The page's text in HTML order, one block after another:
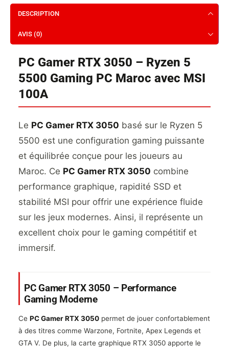
DESCRIPTION
AVIS (0)
PC Gamer RTX 3050 – Ryzen 5
5500 Gaming PC Maroc avec MSI
100A
Le PC Gamer RTX 3050 basé sur le Ryzen 5
5500 est une configuration gaming puissante
et équilibrée conçue pour les joueurs au
Maroc. Ce PC Gamer RTX 3050 combine
performance graphique, rapidité SSD et
stabilité MSI pour offrir une expérience fluide
sur les jeux modernes. Ainsi, il représente un
excellent choix pour le gaming compétitif et
immersif.
PC Gamer RTX 3050 – Performance
Gaming Moderne
Ce PC Gamer RTX 3050 permet de jouer confortablement
à des titres comme Warzone, Fortnite, Apex Legends et
GTA V. De plus, la carte graphique RTX 3050 apporte le